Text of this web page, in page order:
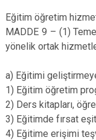
Eğitim öğretim
MADDE 9 – (1)
yönelik ortak
a) Eğitimi
1) Eğitim öğretim
2) Ders kitapları,
3) Eğitimde fırsat
4) Eğitime erişimi